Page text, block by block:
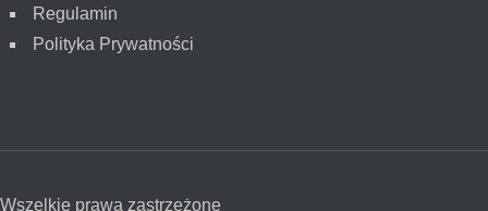
Regulamin
Polityka Prywatności
Wszelkie prawa zastrzeżone